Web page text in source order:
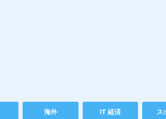
海外 IT 経済 ス